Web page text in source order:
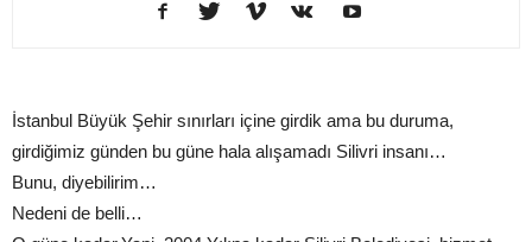
İstanbul Büyük Şehir sınırları içine girdik ama bu duruma,
girdiğimiz günden bu güne hala alışamadı Silivri insanı…
Bunu, diyebilirim…
Nedeni de belli…